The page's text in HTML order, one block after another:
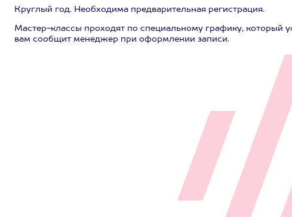
Круглый год. Необходима предварительная регистрация.
Мастер-классы проходят по специальному графику, который
вам сообщит менеджер при оформлении записи.